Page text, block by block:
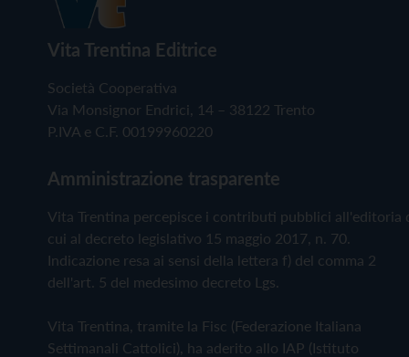
Vita Trentina Editrice
Società Cooperativa
Via Monsignor Endrici, 14 – 38122 Trento
P.IVA e C.F. 00199960220
Amministrazione trasparente
Vita Trentina percepisce i contributi pubblici all'editoria
cui al decreto legislativo 15 maggio 2017, n. 70.
Indicazione resa ai sensi della lettera f) del comma 2
dell'art. 5 del medesimo decreto Lgs.
Vita Trentina, tramite la Fisc (Federazione Italiana
Settimanali Cattolici), ha aderito allo IAP (Istituto